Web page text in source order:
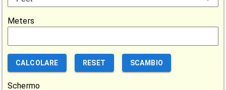
Meters
CALCOLARE RESET SCAMBIO
Schermo